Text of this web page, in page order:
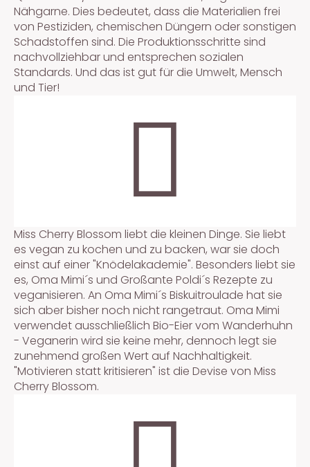
Nähgarne. Dies bedeutet, dass die Materialien frei
von Pestiziden, chemischen Düngern oder sonstigen
Schadstoffen sind. Die Produktionsschritte sind
nachvollziehbar und entsprechen sozialen
Standards. Und das ist gut für die Umwelt, Mensch
und Tier!
Miss Cherry Blossom liebt die kleinen Dinge. Sie liebt
es vegan zu kochen und zu backen, war sie doch
einst auf einer "Knödelakademie". Besonders liebt sie
es, Oma Mimi´s und Großante Poldi´s Rezepte zu
veganisieren. An Oma Mimi´s Biskuitroulade hat sie
sich aber bisher noch nicht rangetraut. Oma Mimi
verwendet ausschließlich Bio-Eier vom Wanderhuhn
- Veganerin wird sie keine mehr, dennoch legt sie
zunehmend großen Wert auf Nachhaltigkeit.
"Motivieren statt kritisieren" ist die Devise von Miss
Cherry Blossom.